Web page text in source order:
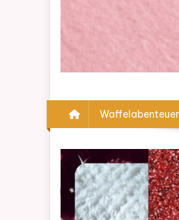
Waffelabenteuer